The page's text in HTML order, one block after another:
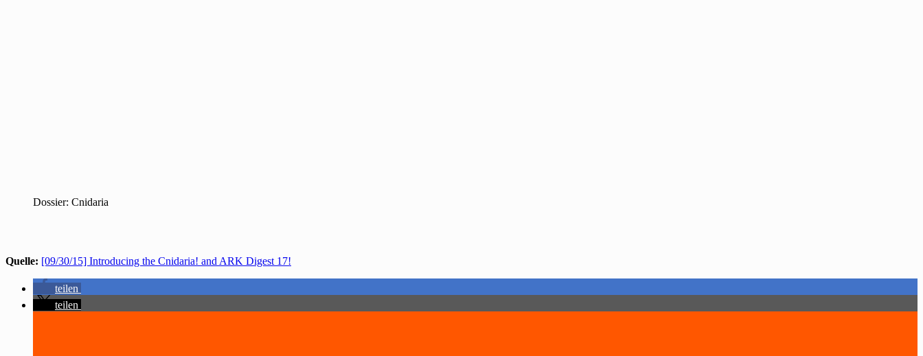
Dossier: Cnidaria
Quelle: [09/30/15] Introducing the Cnidaria! and ARK Digest 17!
teilen
teilen